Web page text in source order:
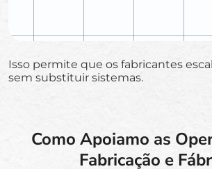
Isso permite que os fabricantes
sem substituir sistemas.
Como Apoiamo as
Fabricação e